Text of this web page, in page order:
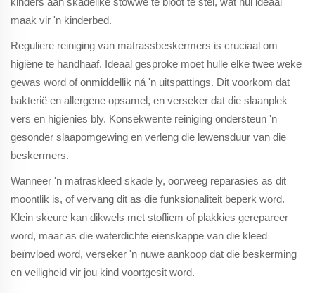
maak vir 'n kinderbed.
Reguliere reiniging van matrassbeskermers is cruciaal om
higiëne te handhaaf. Ideaal gesproke moet hulle elke twee weke
gewas word of onmiddellik ná 'n uitspattings. Dit voorkom dat
bakterië en allergene opsamel, en verseker dat die slaanplek
vers en higiënies bly. Konsekwente reiniging ondersteun 'n
gesonder slaapomgewing en verleng die lewensduur van die
beskermers.
Wanneer 'n matraskleed skade ly, oorweeg reparasies as dit
moontlik is, of vervang dit as die funksionaliteit beperk word.
Klein skeure kan dikwels met stofliem of plakkies gerepareer
word, maar as die waterdichte eienskappe van die kleed
beïnvloed word, verseker 'n nuwe aankoop dat die beskerming
en veiligheid vir jou kind voortgesit word.